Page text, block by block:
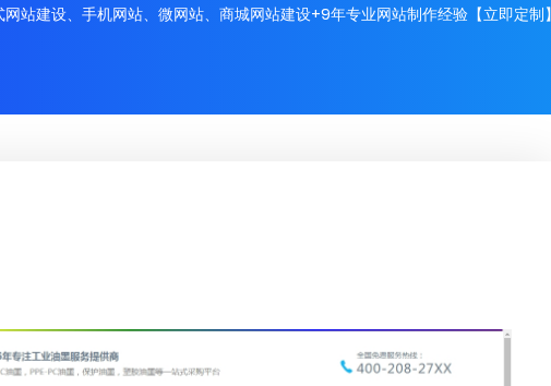
站建设、手机网站、微网站、商城网站建设+9年专业网站制作经验【立即定制】